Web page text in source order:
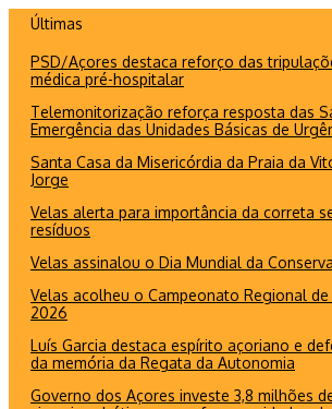
conteúdo
Últimas
PSD/Açores destaca reforço das
médica pré-hospitalar
Telemonitorização reforça resposta das
Emergência das Unidades Básicas de
Santa Casa da Misericórdia da Praia da
Jorge
Velas alerta para importância da correta
resíduos
Velas assinalou o Dia Mundial da
Velas acolheu o Campeonato Regional de
2026
Luís Garcia destaca espírito açoriano e
da memória da Regata da Autonomia
Governo dos Açores investe 3,8 milhões